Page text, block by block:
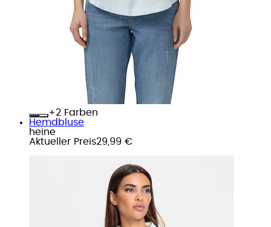
+
Farben
Hemdbluse
heine
Aktueller Preis29,99 €